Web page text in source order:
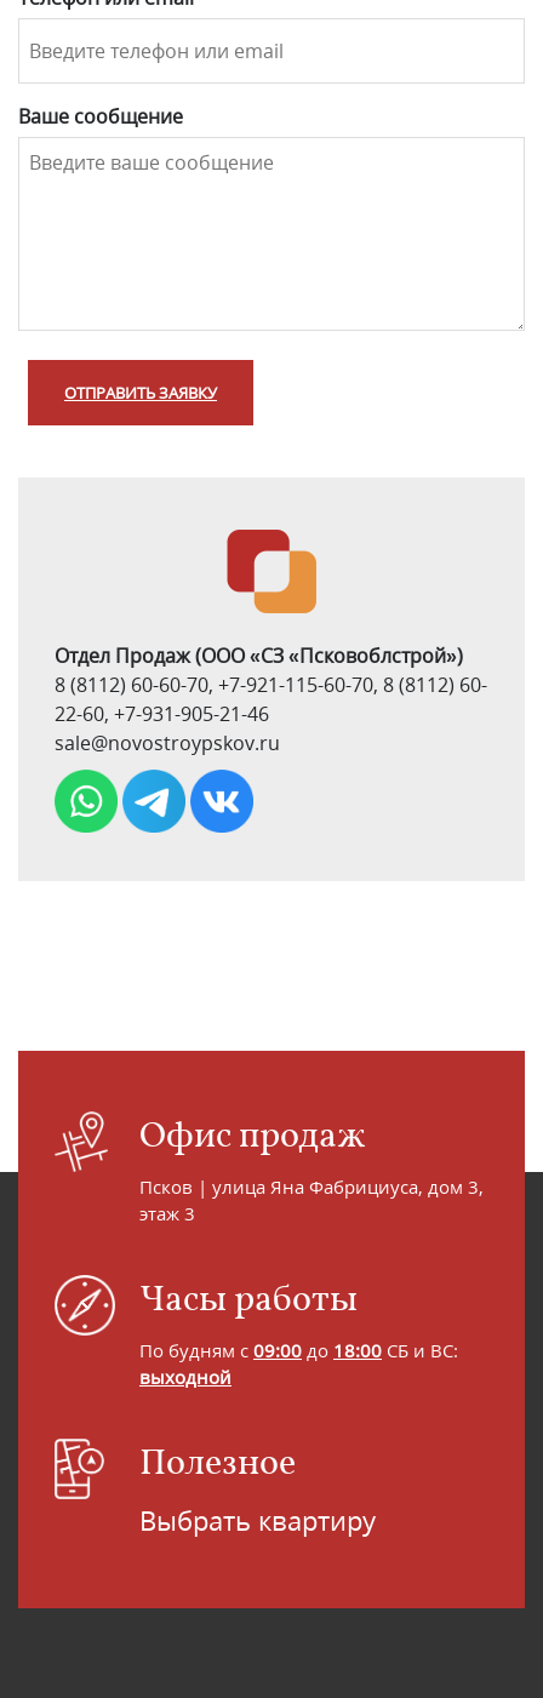
Ваше сообщение
ОТПРАВИТЬ ЗАЯВКУ
Отдел Продаж(ООО «СЗ «Псковоблстрой»)
8 (8112) 60-60-70, +7-921-115-60-70, 8 (8112) 60-
22-60, +7-931-905-21-46
sale@novostroypskov.ru
Офис продаж
Псков | улица Яна Фабрициуса, дом 3,
этаж 3
Часы работы
По будням с 09:00 до 18:00 СБ и ВС:
выходной
Полезное
Выбрать квартиру